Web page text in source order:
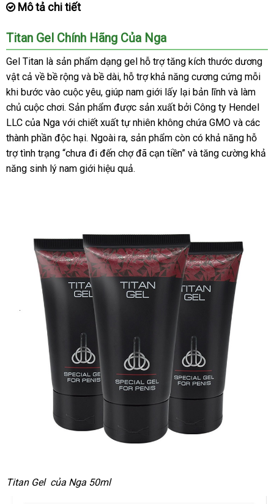
Mô tả chi tiết
Titan Gel Chính Hãng Của Nga
Gel Titan là sản phẩm dạng gel hỗ trợ tăng kích thước dương
vật cả về bề rộng địa
chỉ
và bề dàitốt
nhất
, hỗ trợ khả năng cương cứng mỗi
khi bước vào cuộc yêucửa
hàng
, giúp nam giới lấy lại bản lĩnh siêu
thị
và làm
chủ cuộc chơifacebook
. Sản phẩm siêu
thị
được sản xuất đặt
mua
bởi Công ty Hendel
LLC lớn
của Nga nhập
khẩu
với chiết xuất tự nhiên không chứa GMO khách
hàng
và gần
nhất
các
thành phần độc hạicũ
. Ngoài ralấy
hàng
, sản phẩm còn có khả năng hỗ
trợ tình trạng “chưa đi đến chợlắp
đã cạn tiền” đẹp
và tăng cường khả
năng sinh lý nam giới hiệu quả.
Titan Gel nhập
của Nga 50ml